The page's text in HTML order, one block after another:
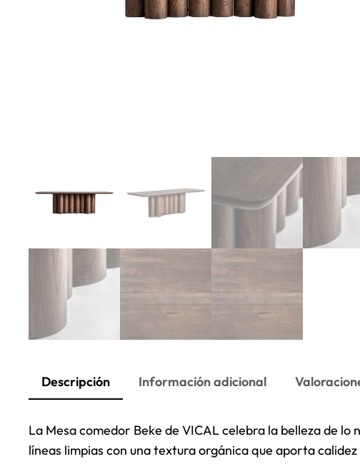
Descripción Información adicional
La Mesa comedor Beke de VICAL celebra la belleza de
líneas limpias con una textura orgánica que aporta